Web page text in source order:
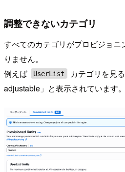
調整できないカテゴリ
すべてのカテゴリがプロビジョニ
りません。
例えば
UserList
カテゴリを見
adjustable」と表示されています。